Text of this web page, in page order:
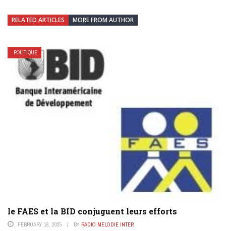
RELATED ARTICLES MORE FROM AUTHOR
POLITIQUE
le FAES et la BID conjuguent leurs efforts
FEBRUARY 18, 2025 BY RADIO MÉLODIE INTER